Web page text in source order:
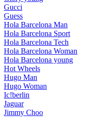
Gucci
Guess
Hola Barcelona Man
Hola Barcelona Sport
Hola Barcelona Tech
Hola Barcelona Woman
Hola Barcelona young
Hot Wheels
Hugo Man
Hugo Woman
Ic!berlin
Jaguar
Jimmy Choo